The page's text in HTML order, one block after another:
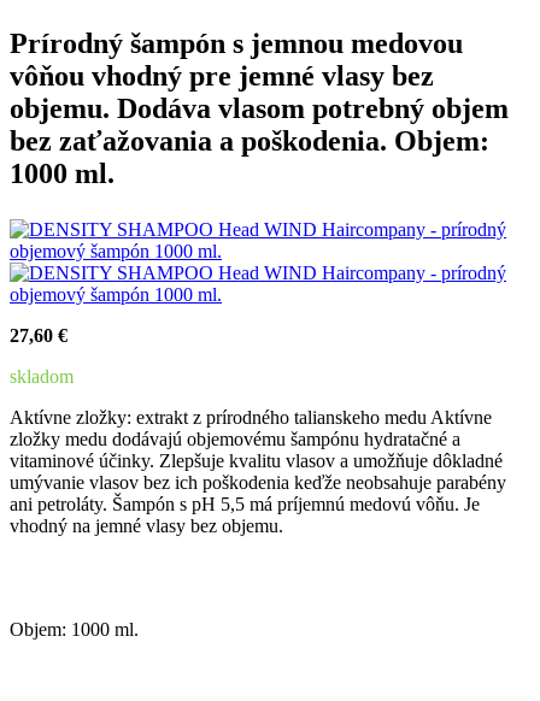
Prírodný šampón s jemnou medovou
vôňou vhodný pre jemné vlasy bez
objemu. Dodáva vlasom potrebný objem
bez zaťažovania a poškodenia. Objem:
1000 ml.
27,60 €
skladom
Aktívne zložky: extrakt z prírodného talianskeho medu Aktívne
zložky medu dodávajú objemovému šampónu hydratačné a
vitaminové účinky. Zlepšuje kvalitu vlasov a umožňuje dôkladné
umývanie vlasov bez ich poškodenia keďže neobsahuje parabény
ani petroláty. Šampón s pH 5,5 má príjemnú medovú vôňu. Je
vhodný na jemné vlasy bez objemu.
Objem: 1000 ml.